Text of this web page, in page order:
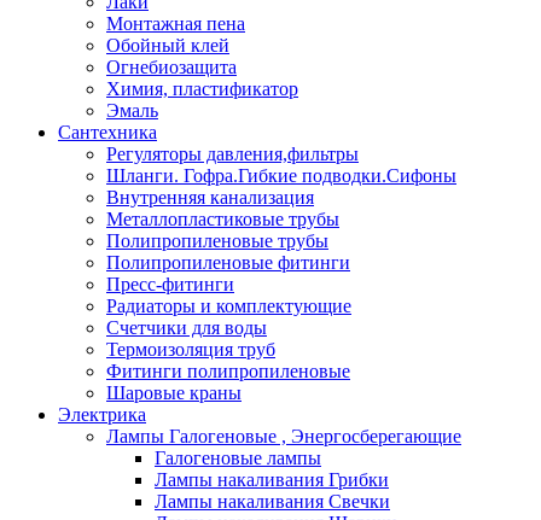
Монтажная пена
Обойный клей
Огнебиозащита
Химия, пластификатор
Эмаль
Сантехника
Регуляторы давления,фильтры
Шланги. Гофра.Гибкие подводки.Сифоны
Внутренняя канализация
Металлопластиковые трубы
Полипропиленовые трубы
Полипропиленовые фитинги
Пресс-фитинги
Радиаторы и комплектующие
Счетчики для воды
Термоизоляция труб
Фитинги полипропиленовые
Шаровые краны
Электрика
Лампы Галогеновые , Энергосберегающие
Галогеновые лампы
Лампы накаливания Грибки
Лампы накаливания Свечки